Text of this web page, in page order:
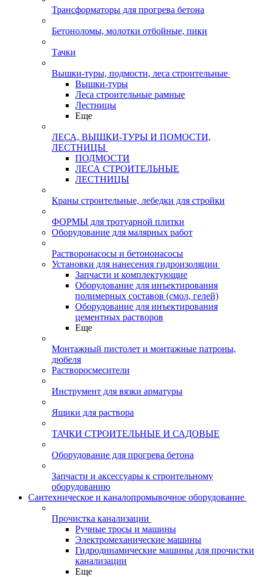
Трансформаторы для прогрева бетона
Бетоноломы, молотки отбойные, пики
Тачки
Вышки-туры, подмости, леса строительные
Вышки-туры
Леса строительные рамные
Лестницы
Еще
ЛЕСА, ВЫШКИ-ТУРЫ И ПОМОСТИ,
ЛЕСТНИЦЫ
ПОДМОСТИ
ЛЕСА СТРОИТЕЛЬНЫЕ
ЛЕСТНИЦЫ
Краны строительные, лебедки для стройки
ФОРМЫ для тротуарной плитки
Оборудование для малярных работ
Растворонасосы и бетононасосы
Установки для нанесения гидроизоляции
Запчасти и комплектующие
Оборудование для инъектирования
полимерных составов (смол, гелей)
Оборудование для инъектирования
цементных растворов
Еще
Монтажный пистолет и монтажные патроны,
дюбеля
Растворосмесители
Инструмент для вязки арматуры
Ящики для раствора
ТАЧКИ СТРОИТЕЛЬНЫЕ И САДОВЫЕ
Оборудование для прогрева бетона
Запчасти и аксессуары к строительному
оборудованию
Сантехническое и каналопромывочное оборудование
Прочистка канализации
Ручные тросы и машины
Электромеханические машины
Гидродинамические машины для прочистки
канализации
Еще